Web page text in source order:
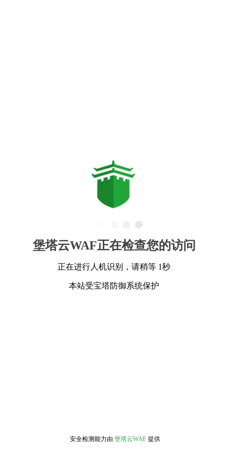
堡塔云WAF正在检查您的访问
正在进行人机识别，请稍等 1秒
本站受宝塔防御系统保护
安全检测能力由 堡塔云WAF 提供